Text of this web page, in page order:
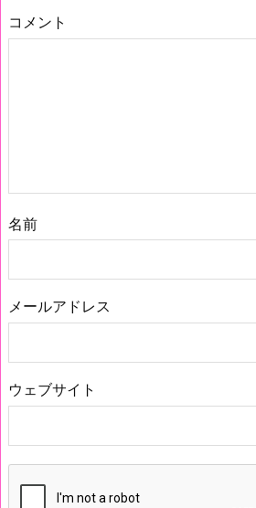
コメント
名前
メールアドレス
ウェブサイト